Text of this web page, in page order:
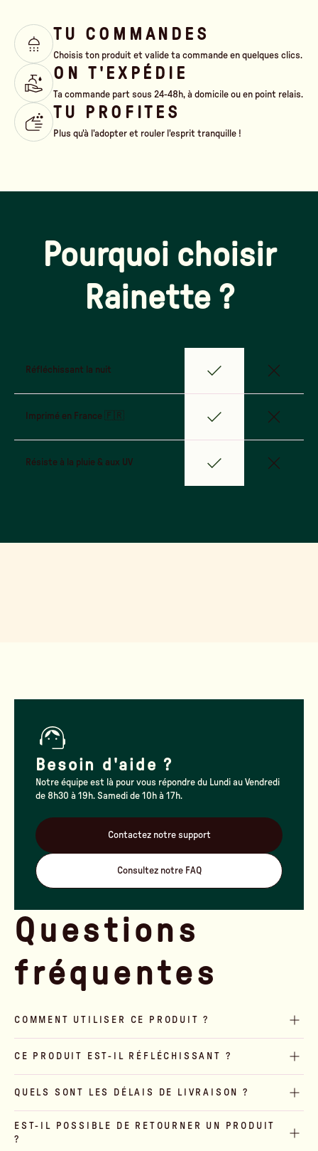
TU COMMANDES
Choisis ton produit et valide ta commande en quelques clics.
ON T'EXPÉDIE
Ta commande part sous 24-48h, à domicile ou en point relais.
TU PROFITES
Plus qu'à l'adopter et rouler l'esprit tranquille !
Pourquoi choisir
Rainette ?
Réfléchissant la nuit
Imprimé en France 🇫🇷
Résiste à la pluie & aux UV
Questions
fréquentes
COMMENT UTILISER CE PRODUIT ?
CE PRODUIT EST-IL RÉFLÉCHISSANT ?
QUELS SONT LES DÉLAIS DE LIVRAISON ?
EST-IL POSSIBLE DE RETOURNER UN PRODUIT
?
Besoin d'aide ?
Notre équipe est là pour vous répondre du Lundi au Vendredi
de 8h30 à 19h. Samedi de 10h à 17h.
Contactez notre support
Consultez notre FAQ